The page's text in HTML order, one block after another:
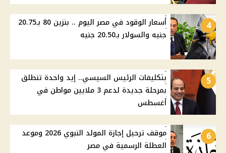
4
أسعار الوقود في مصر اليوم .. بنزين 80 بـ20.75
جنيه والسولار بـ20.50 جنيه
5
بتكليفات الرئيس السيسي.. إيد واحدة تنطلق
بمرحلة جديدة لدعم 3 ملايين مواطن في
أغسطس
6
موقف ترحيل إجازة المولد النبوي 2026 وموعد
العطلة الرسمية في مصر